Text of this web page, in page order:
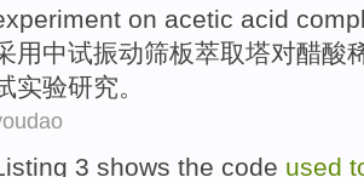
on acetic acid
用中试振动筛板萃取塔对醋酸
实验研究。
3 shows the code used